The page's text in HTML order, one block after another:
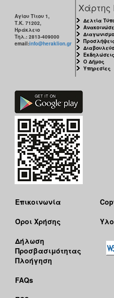
Αγίου Τίτου 1,
Τ.Κ. 71202,
Ηράκλειο
Τηλ.: 2813-409000
email:info@heraklion.gr
Χάρτης
Δελτία
Προσλήψεις
Εκδηλώσεις
Ο Δήμος
Υπηρεσίες
Επικοινωνία
Όροι Χρήσης
Δήλωση
Προσβασιμότητας
Πλοήγηση
FAQs